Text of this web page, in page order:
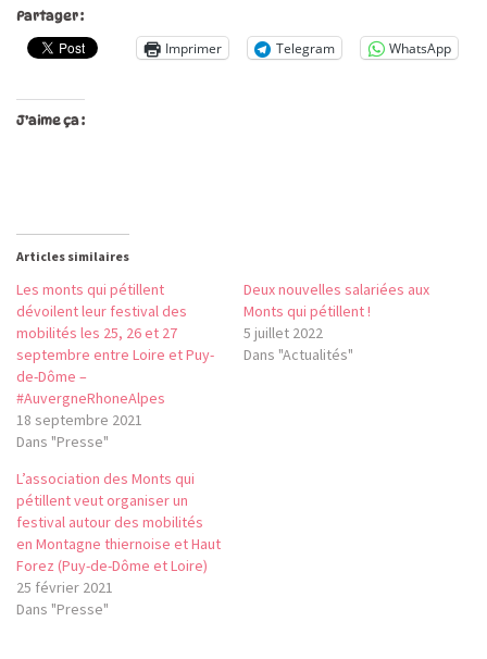
Partager :
Imprimer Telegram WhatsApp
J’aime ça :
Articles similaires
Les monts qui pétillent
dévoilent leur festival des
mobilités les 25, 26 et 27
septembre entre Loire et Puy-
de-Dôme –
#AuvergneRhoneAlpes
18 septembre 2021
Dans "Presse"
Deux nouvelles salariées aux
Monts qui pétillent !
5 juillet 2022
Dans "Actualités"
L’association des Monts qui
pétillent veut organiser un
festival autour des mobilités
en Montagne thiernoise et Haut
Forez (Puy-de-Dôme et Loire)
25 février 2021
Dans "Presse"